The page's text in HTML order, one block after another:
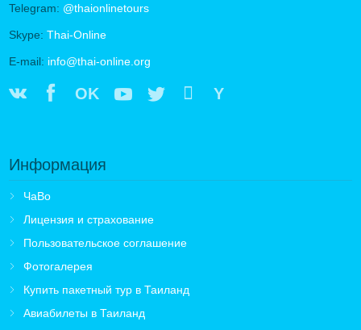
Telegram: @thaionlinetours
Skype: Thai-Online
E-mail: info@thai-online.org
OK Y
Информация
ЧаВо
Лицензия и страхование
Пользовательское соглашение
Фотогалерея
Купить пакетный тур в Таиланд
Авиабилеты в Таиланд